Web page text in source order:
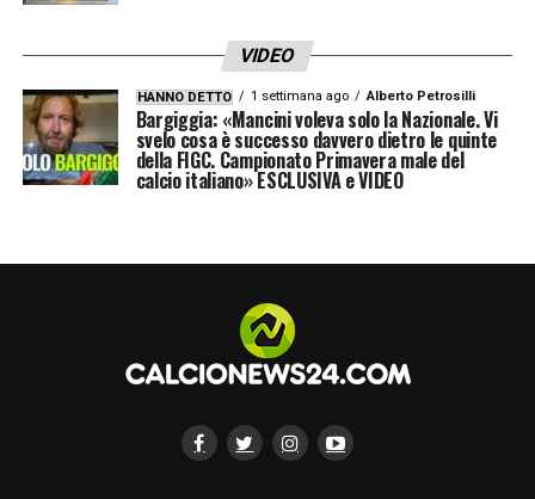
VIDEO
HANNO DETTO 1 settimana ago Alberto Petrosilli
Bargiggia: «Mancini voleva solo la Nazionale. Vi
svelo cosa è successo davvero dietro le quinte
della FIGC. Campionato Primavera male del
calcio italiano» ESCLUSIVA e VIDEO